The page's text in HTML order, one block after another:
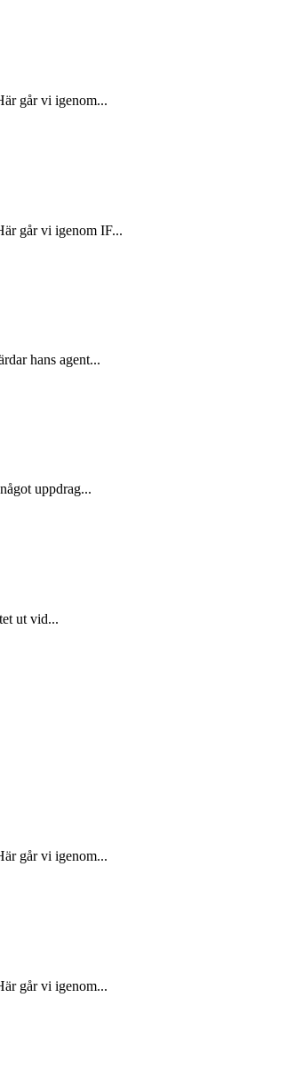
går vi igenom...
går vi igenom IF...
hans agent...
uppdrag...
ut vid...
går vi igenom...
går vi igenom...